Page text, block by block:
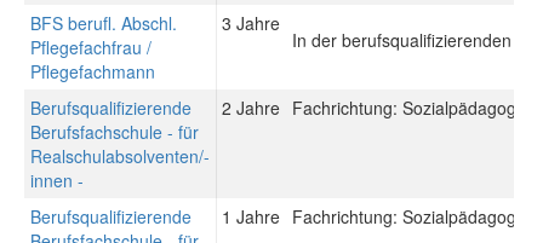
BFS berufl. Abschl.
Pflegefachfrau /
Pflegefachmann
3 Jahre
In der berufsqualifizierenden
Berufsqualifizierende
Berufsfachschule - für
Realschulabsolventen/-
innen -
2 Jahre Fachrichtung:
Berufsqualifizierende
1 Jahre Fachrichtung: